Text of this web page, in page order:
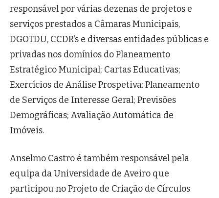
responsável por várias dezenas de projetos e
serviços prestados a Câmaras Municipais,
DGOTDU, CCDR’s e diversas entidades públicas e
privadas nos domínios do Planeamento
Estratégico Municipal; Cartas Educativas;
Exercícios de Análise Prospetiva: Planeamento
de Serviços de Interesse Geral; Previsões
Demográficas; Avaliação Automática de
Imóveis.
Anselmo Castro é também responsável pela
equipa da Universidade de Aveiro que
participou no Projeto de Criação de Círculos